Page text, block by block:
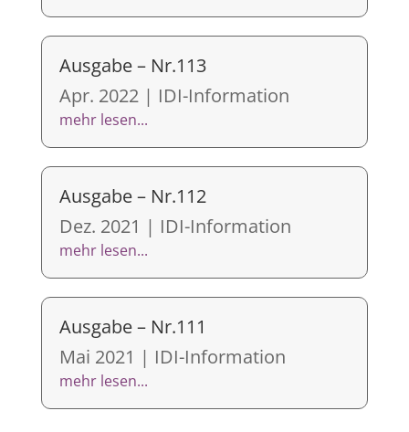
Ausgabe – Nr.113
Apr. 2022| IDI-Information
mehr lesen...
Ausgabe – Nr.112
Dez. 2021 | IDI-Information
mehr lesen...
Ausgabe – Nr.111
Mai 2021 | IDI-Information
mehr lesen...